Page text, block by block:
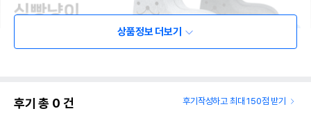
상품정보 더보기
후기 총 0 건 후기작성하고 최대 150점 받기